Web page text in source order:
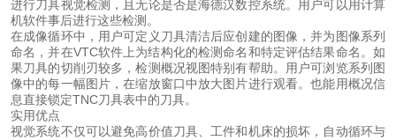
进行刀具视觉检测，且无论是否是海德汉数控系统。用户可以用计算
机软件事后进行这些检测。
在成像循环中，用户可定义刀具清洁后应创建的图像，并为图像系列
命名，并在VTC软件上为结构化的检测命名和特定评估结果命名。如
果刀具的切削刃较多，检测概况视图特别有帮助。用户可浏览系列图
像中的每一幅图片，在缩放窗口中放大图片进行观看。也能用概况信
息直接锁定TNC刀具表中的刀具。
实用优点
视觉系统不仅可以避免高价值刀具、工件和机床的损坏，自动循环与